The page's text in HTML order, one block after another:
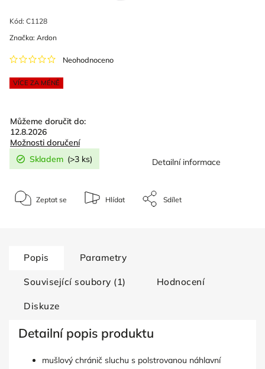
Kód: C1128
VÍCE ZA MÉNĚ
Neohodnoceno
Značka: Ardon
Můžeme doručit do:
12.8.2026
Možnosti doručení
Skladem (>3 ks) Detailní informace
Zeptat se Hlídat Sdílet
Popis Parametry
Související soubory (1) Hodnocení
Diskuze
Detailní popis produktu
mušlový chránič sluchu s polstrovanou náhlavní